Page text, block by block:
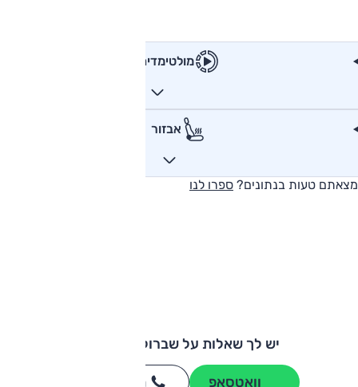
מולטימדיה
אבזור
מצאתם טעות בנתונים? ספרו לנו
יש לך שאלות על שברולט סוואנה?
וואטסאפ חייגו